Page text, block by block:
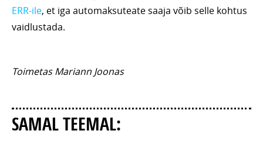
ERR-ile, et iga automaksuteate saaja võib selle kohtus
vaidlustada.
Toimetas Mariann Joonas
SAMAL TEEMAL: